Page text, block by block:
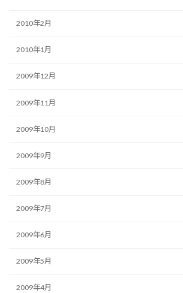
2010年2月
2010年1月
2009年12月
2009年11月
2009年10月
2009年9月
2009年8月
2009年7月
2009年6月
2009年5月
2009年4月